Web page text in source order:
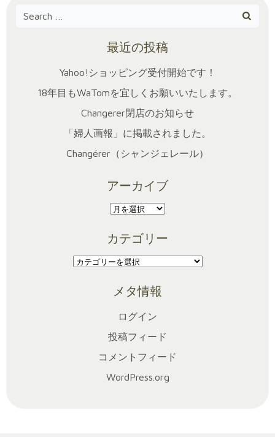
Search
最近の投稿
Yahoo!ショッピング受付開始です！
18年目もWaTomを宜しくお願いいたします。
Changerer閉店のお知らせ
「婦人画報」に掲載されました。
Changérer（シャンジェレール）
アーカイブ
ア
カ
イ
ブ
カテゴリー
カ
メタ情報
ログイン
投稿フィード
コメントフィード
WordPress.org